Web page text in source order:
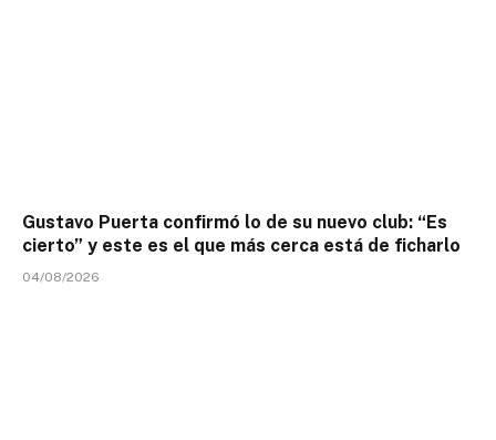
Gustavo Puerta confirmó lo de su nuevo club: “Es
cierto” y este es el que más cerca está de ficharlo
04/08/2026